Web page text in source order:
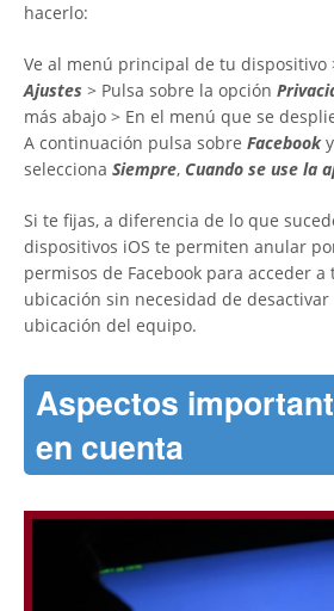
hacerlo:
Ve al menú principal de tu dispositivo
Ajustes > Pulsa sobre la opción
más abajo > En el menú que se
A continuación pulsa sobre Facebook
selecciona Siempre, Cuando se use la
Si te fijas, a diferencia de lo que
dispositivos iOS te permiten anular
permisos de Facebook para acceder a
ubicación sin necesidad de desactivar
ubicación del equipo.
Aspectos
en cuenta